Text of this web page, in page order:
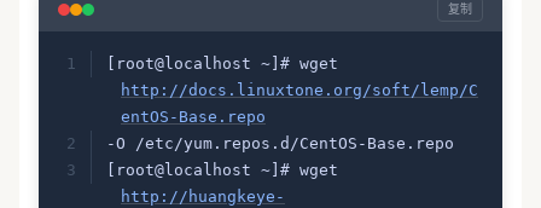
复制
http://docs.linuxtone.org/soft/lemp/C
entOS-Base.repo
-O /etc/yum.repos.d/CentOS-Base.repo
http://huangkeye-